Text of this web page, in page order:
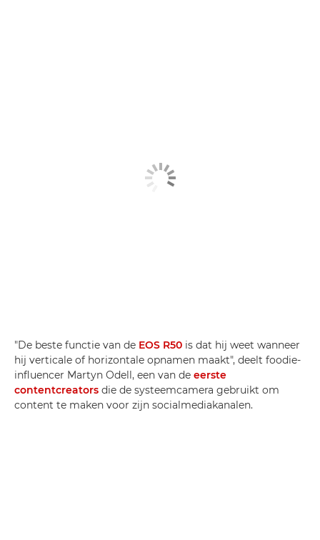
"De beste functie van de EOS R50 is dat hij weet wanneer
hij verticale of horizontale opnamen maakt", deelt foodie-
influencer Martyn Odell, een van de eerste
contentcreators die de systeemcamera gebruikt om
content te maken voor zijn socialmediakanalen.